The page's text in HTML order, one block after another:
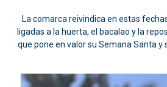
La comarca reivindica en estas
ligadas a la huerta, el bacalao y la
que pone en valor su Semana Santa